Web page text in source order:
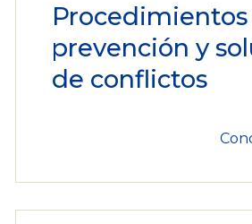
prevención y
de conflictos